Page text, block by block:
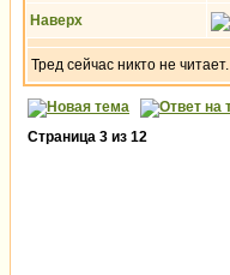
Наверх
Тред сейчас никто не читает.
Страница 3 из 12